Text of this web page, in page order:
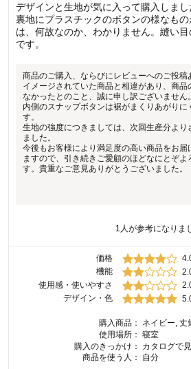
デザインと生地が気に入って購入しまし
裏地にプラスチックのボタンの様なも
は、何故なのか、わかりません。縫い
です。
商品のご購入、ならびにレビューへのご投稿
イメージされていた商品と相違があり、商品
なかったとのこと、誠に申し訳ございません。
内側のスナップボタンは裾がまくりあがりに
す。
生地の強度につきましては、次回生産分より
ました。
今後もお客様により満足度の高い商品をお届
ますので、引き続きご愛顧のほどなにとぞよ
す。貴重なご意見ありがとうございました。
1 人が参考になりま
価格
機能
使用感・使いやすさ
デザイン・色
購入商品：
ネイビー, 丈
使用場所： 寝室
購入のきっかけ：
カタログで
商品を使う人：
自分